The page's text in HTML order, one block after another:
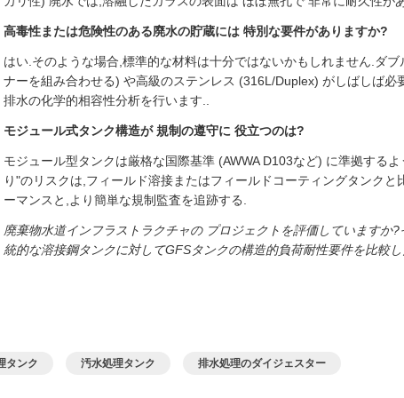
高毒性または危険性のある廃水の貯蔵には 特別な要件がありますか?
はい.そのような場合,標準的な材料は十分ではないかもしれません.ダ
ナーを組み合わせる) や高級のステンレス (316L/Duplex) がしばしば必
排水の化学的相容性分析を行います..
モジュール式タンク構造が 規制の遵守に 役立つのは?
モジュール型タンクは厳格な国際基準 (AWWA D103など) に準拠する
り"のリスクは,フィールド溶接またはフィールドコーティングタンク
ーマンスと,より簡単な規制監査を追跡する.
廃棄物水道インフラストラクチャの プロジェクトを評価していますか
統的な溶接鋼タンクに対してGFSタンクの構造的負荷耐性要件を比較
タンク 汚水処理タンク 排水処理のダイジェスター